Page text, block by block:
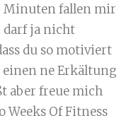
Minuten fallen mir
darf ja nicht
du so motiviert
ne Erkältung
aber freue mich
Weeks Of Fitness